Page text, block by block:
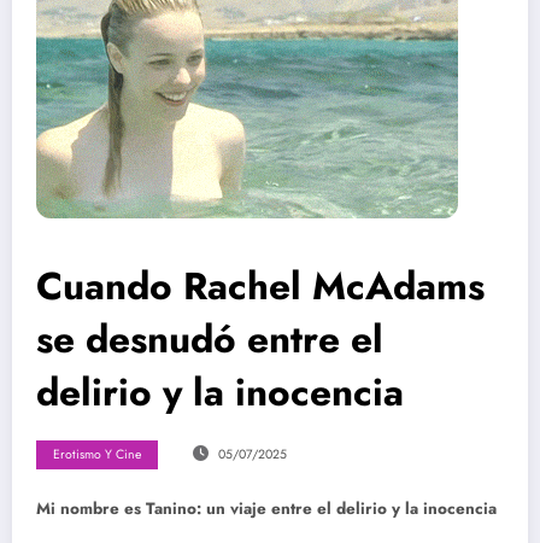
Cuando Rachel McAdams
se desnudó entre el
delirio y la inocencia
Erotismo Y Cine 05/07/2025
Mi nombre es Tanino: un viaje entre el delirio y la inocencia